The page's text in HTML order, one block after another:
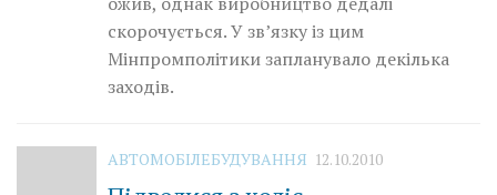
скорочується. У зв’язку із цим
Мінпромполітики запланувало декілька
заходів.
АВТОМОБІЛЕБУДУВАННЯ 12.10.2010